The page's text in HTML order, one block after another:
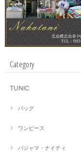
Category
TUNIC
バッグ
ワンピース
パジャマ・ナイティ